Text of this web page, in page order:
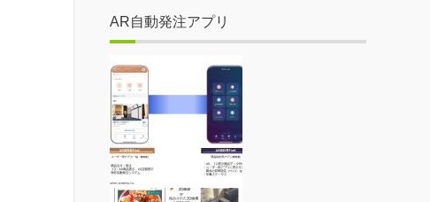
AR自動発注アプリ